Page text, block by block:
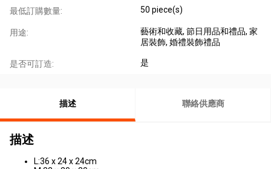
最低訂購數量: 50 piece(s)
用途: 藝術和收藏, 節日用品和禮品, 家
居裝飾, 婚禮裝飾禮品
是否可訂造: 是
描述 聯絡供應商
描述
L:36 x 24 x 24cm